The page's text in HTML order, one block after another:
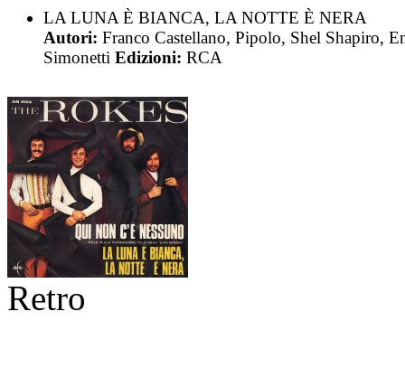
LA LUNA È BIANCA, LA NOTTE È NERA
Autori: Franco Castellano, Pipolo, Shel Shapiro,
Simonetti Edizioni: RCA
Retro